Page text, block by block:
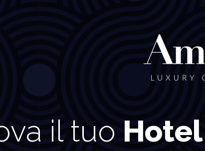
il tuo Hotel